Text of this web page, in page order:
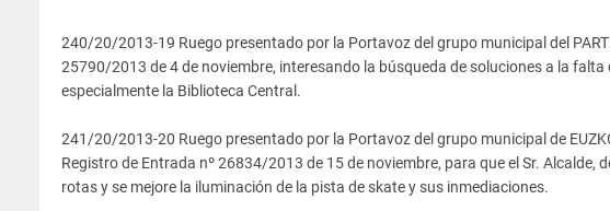
240/20/2013-19 Ruego presentado por la Portavoz del grupo municipal del
25790/2013 de 4 de noviembre, interesando la búsqueda de soluciones a la
especialmente la Biblioteca Central.
241/20/2013-20 Ruego presentado por la Portavoz del grupo municipal de
Registro de Entrada nº 26834/2013 de 15 de noviembre, para que el Sr.
rotas y se mejore la iluminación de la pista de skate y sus inmediaciones.